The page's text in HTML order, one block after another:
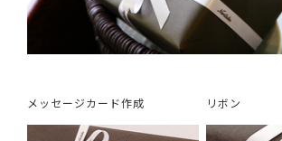
メッセージカード作成 リボン